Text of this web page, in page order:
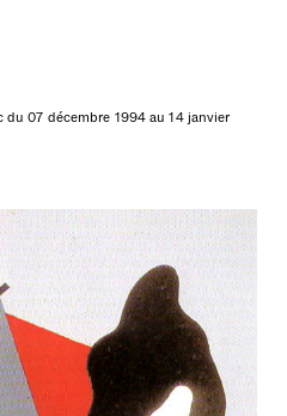
07 décembre 1994 au 14 janvier